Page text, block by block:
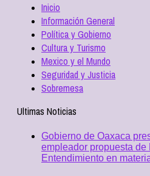
Inicio
Información General
Política y Gobierno
Cultura y Turismo
Mexico y el Mundo
Seguridad y Justicia
Sobremesa
Ultimas Noticias
Gobierno de Oaxaca
empleador propuesta de
Entendimiento en